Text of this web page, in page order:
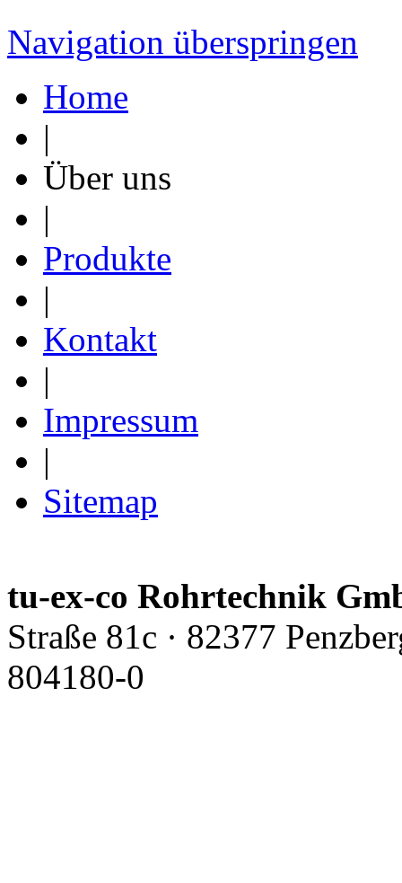
Navigation überspringen
Home
|
Über uns
|
Produkte
|
Kontakt
|
Impressum
|
Sitemap
tu-ex-co Rohrtechnik
Straße 81c · 82377
804180-0